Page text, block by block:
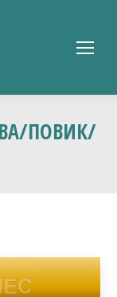
ПОВИК/